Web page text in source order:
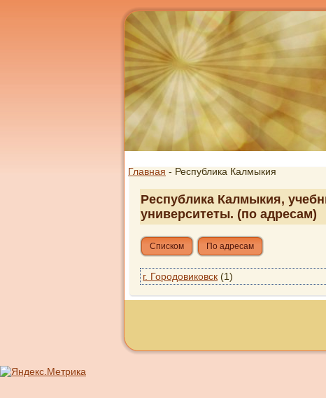
Главная - Республика Калмыкия
Республика Калмыкия,
университеты. (по адресам)
Списком По адресам
г. Городовиковск (1)